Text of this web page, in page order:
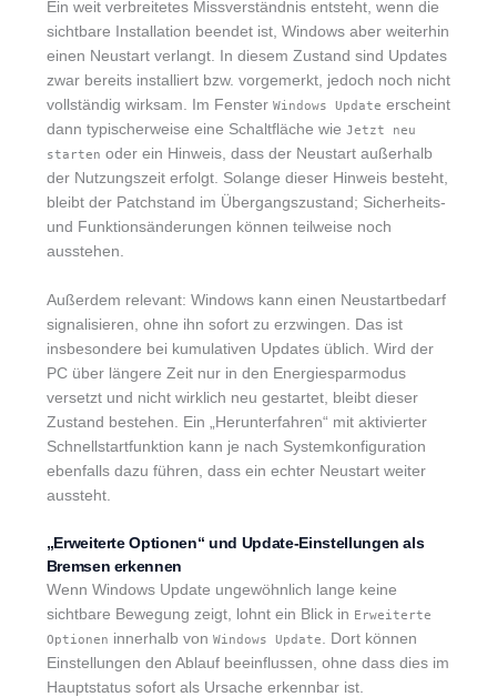
Ein weit verbreitetes Missverständnis entsteht, wenn die
sichtbare Installation beendet ist, Windows aber weiterhin
einen Neustart verlangt. In diesem Zustand sind Updates
zwar bereits installiert bzw. vorgemerkt, jedoch noch nicht
vollständig wirksam. Im Fenster Windows Update erscheint
dann typischerweise eine Schaltfläche wie Jetzt neu
starten oder ein Hinweis, dass der Neustart außerhalb
der Nutzungszeit erfolgt. Solange dieser Hinweis besteht,
bleibt der Patchstand im Übergangszustand; Sicherheits-
und Funktionsänderungen können teilweise noch
ausstehen.
Außerdem relevant: Windows kann einen Neustartbedarf
signalisieren, ohne ihn sofort zu erzwingen. Das ist
insbesondere bei kumulativen Updates üblich. Wird der
PC über längere Zeit nur in den Energiesparmodus
versetzt und nicht wirklich neu gestartet, bleibt dieser
Zustand bestehen. Ein „Herunterfahren“ mit aktivierter
Schnellstartfunktion kann je nach Systemkonfiguration
ebenfalls dazu führen, dass ein echter Neustart weiter
aussteht.
„Erweiterte Optionen“ und Update-Einstellungen als
Bremsen erkennen
Wenn Windows Update ungewöhnlich lange keine
sichtbare Bewegung zeigt, lohnt ein Blick in Erweiterte
Optionen innerhalb von Windows Update. Dort können
Einstellungen den Ablauf beeinflussen, ohne dass dies im
Hauptstatus sofort als Ursache erkennbar ist.